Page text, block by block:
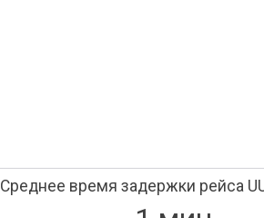
Среднее время задержки рейса